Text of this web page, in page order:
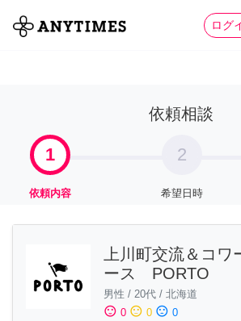
ログ
全て 家
依頼相談
1
依頼内容
2
希望日時
上川町交流＆コ
ース PORTO
男性 / 20代 / 北海道
sentiment_satisfied 0 sentiment_neutral 0 sentiment_dissatisfied 0